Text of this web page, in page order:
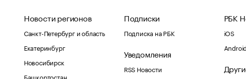
Новости регионов
Санкт-Петербург и область
Екатеринбург
Новосибирск
Башкортостан
Подписки
Подписка на РБК
Уведомления
RSS Новости
РБК
iOS